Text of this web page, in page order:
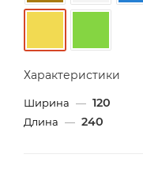
Характеристики
Ширина — 120
Длина — 240